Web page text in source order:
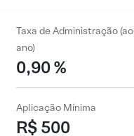
Taxa de Administração (ao
ano)
0,90 %
Aplicação Mínima
R$ 500